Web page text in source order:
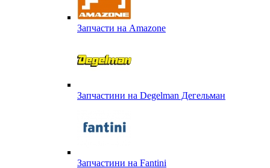
Запчасти на Amazone
Запчастини на Degelman Дегельман
Запчастини на Fantini